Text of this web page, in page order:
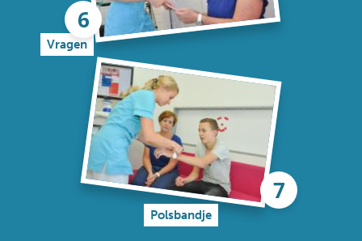
Vragen
Polsbandje